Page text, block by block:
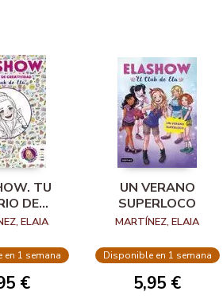
TU
DE
ELAIA
1 semana
€
UN VERANO
SUPERLOCO
MARTÍNEZ, ELAIA
Disponible en 1 semana
5,95 €